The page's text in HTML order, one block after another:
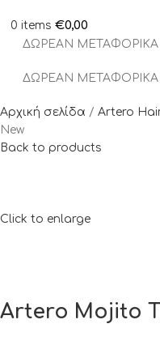
0 items €0,00
ΔΩΡΕΑΝ ΜΕΤΑΦΟΡΙΚΑ
ΔΩΡΕΑΝ ΜΕΤΑΦΟΡΙΚΑ
Αρχική σελίδα Artero
New
Back to products
Click to enlarge
Artero Mojito